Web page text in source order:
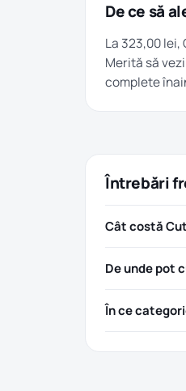
De ce să
La 323,00 lei,
Merită să
complete
Întrebări
Cât costă
De unde pot
În ce